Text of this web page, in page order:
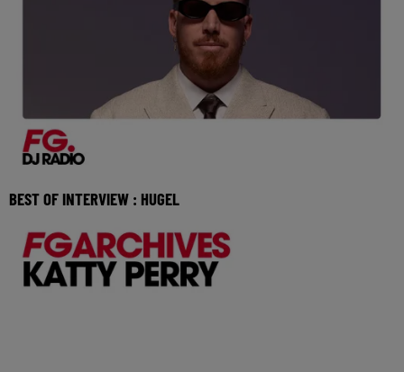
BEST OF INTERVIEW : HUGEL
collaboration avec Ultra Nate et sa date a